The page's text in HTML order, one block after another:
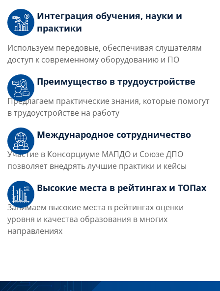
Интеграция обучения, науки и
практики
Используем передовые, обеспечивая слушателям
доступ к современному оборудованию и ПО
Преимущество в трудоустройстве
Предлагаем практические знания, которые помогут
в трудоустройстве на работу
Международное сотрудничество
Участие в Консорциуме МАПДО и Союзе ДПО
позволяет внедрять лучшие практики и кейсы
Высокие места в рейтингах и ТОПах
Занимаем высокие места в рейтингах оценки
уровня и качества образования в многих
направлениях